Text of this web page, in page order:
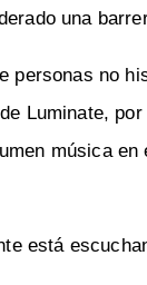
una
no
Luminate,
música
está